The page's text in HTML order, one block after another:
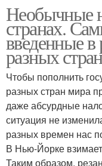
Необычные
странах.
введенные в
разных
Чтобы пополнить
разных стран мира
даже абсурдные
ситуация не
разных времен нас
В Нью-Йорке
Таким образом,